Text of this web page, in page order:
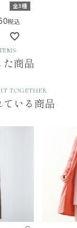
全3種
税込
商品
TOGETHER
いる商品